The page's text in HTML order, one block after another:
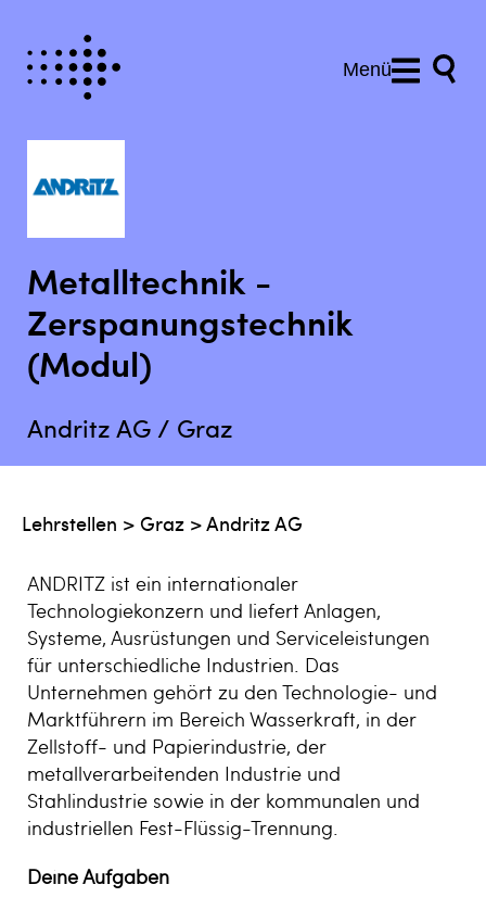
Menü
Metalltechnik -
Zerspanungstechnik
(Modul)
Andritz AG / Graz
Lehrstellen > Graz >Andritz AG
ANDRITZ ist ein internationaler
Technologiekonzern und liefert Anlagen,
Systeme, Ausrüstungen und Serviceleistungen
für unterschiedliche Industrien. Das
Unternehmen gehört zu den Technologie- und
Marktführern im Bereich Wasserkraft, in der
Zellstoff- und Papierindustrie, der
metallverarbeitenden Industrie und
Stahlindustrie sowie in der kommunalen und
industriellen Fest-Flüssig-Trennung.
Deine Aufgaben